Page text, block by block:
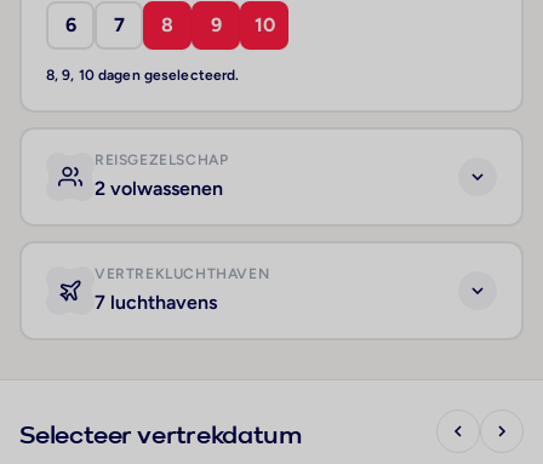
6 7 8 9 10
8, 9, 10 dagen geselecteerd.
REISGEZELSCHAP
2 volwassenen
VERTREKLUCHTHAVEN
7 luchthavens
Selecteer vertrekdatum